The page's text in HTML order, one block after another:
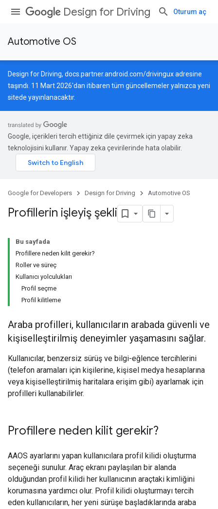
Design for Driving Oturum aç
Automotive OS
Design for Driving, docs.partner.android.com/drivinguxadresine
taşındı. 11 Mart 2026'dan itibaren tüm güncellemeler yalnızca yeni
sitede yayınlanacaktır.
Google, içerikleri tercih ettiğiniz dile çevirmek için yapay zeka
teknolojisini kullanır. Yapay zeka çevirilerinde hata olabilir.
Google for Developers Design for Driving Automotive OS
Profillerin işleyiş şekli
Bu sayfada
Profillere neden kilit gerekir?
Roller ve süreç
Kullanıcı yolculukları
Profil seçme
Profil kilitleme
Araba profilleri, kullanıcıların arabada güvenli ve
kişiselleştirilmiş deneyimler yaşamasını sağlar.
Kullanıcılar, benzersiz sürüş ve bilgi-eğlence tercihlerini
(telefon aramaları için kişilerine, kişisel medya hesaplarına
veya kişiselleştirilmiş haritalara erişim gibi) ayarlamak için
profilleri kullanabilirler.
Profillere neden kilit gerekir?
AAOS ayarlarını yapan kullanıcılara profil kilidi oluşturma
seçeneği sunulur. Araç ekranı paylaşılan bir alanda
olduğundan profil kilidi her kullanıcının araçtaki kimliğini
korumasına yardımcı olur. Profil kilidi oluşturmayı tercih
eden kullanıcıların, her yeni sürüşe başladıklarında araba